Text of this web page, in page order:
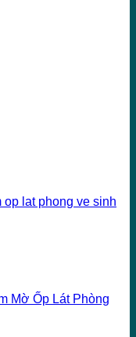
Mờ Ốp Lát Phòng